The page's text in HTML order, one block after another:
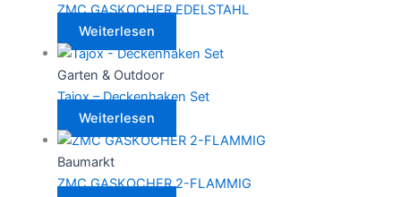
ZMC GASKOCHER EDELSTAHL
Weiterlesen
Garten & Outdoor
Tajox – Deckenhaken Set
Weiterlesen
Baumarkt
ZMC GASKOCHER 2-FLAMMIG